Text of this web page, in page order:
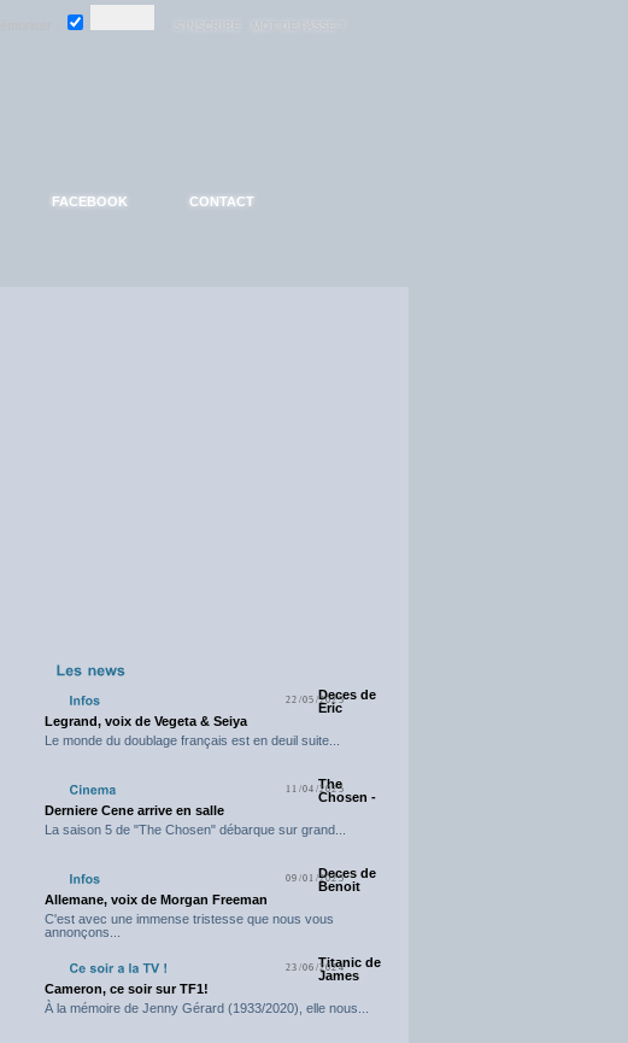
FACEBOOK CONTACT
22/05/2025Deces de
Eric
Legrand, voix de Vegeta & Seiya
Le monde du doublage français est en deuil suite...
11/04/2025
The
Chosen -
Derniere Cene arrive en salle
La saison 5 de "The Chosen" débarque sur grand...
09/01/2025Deces de
Benoit
Allemane, voix de Morgan Freeman
C'est avec une immense tristesse que nous vous
annonçons...
23/06/2024Titanic de
James
Cameron, ce soir sur TF1!
À la mémoire de Jenny Gérard (1933/2020), elle nous...